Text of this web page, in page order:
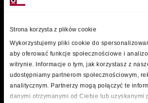
Strona korzysta z plików cookie
Wykorzystujemy pliki cookie do
aby oferować funkcje społecznościowe i
witrynie. Informacje o tym, jak korzystasz z
udostępniamy partnerom społecznościowym,
analitycznym. Partnerzy mogą połączyć te
danymi otrzymanymi od Ciebie lub uzyskanymi